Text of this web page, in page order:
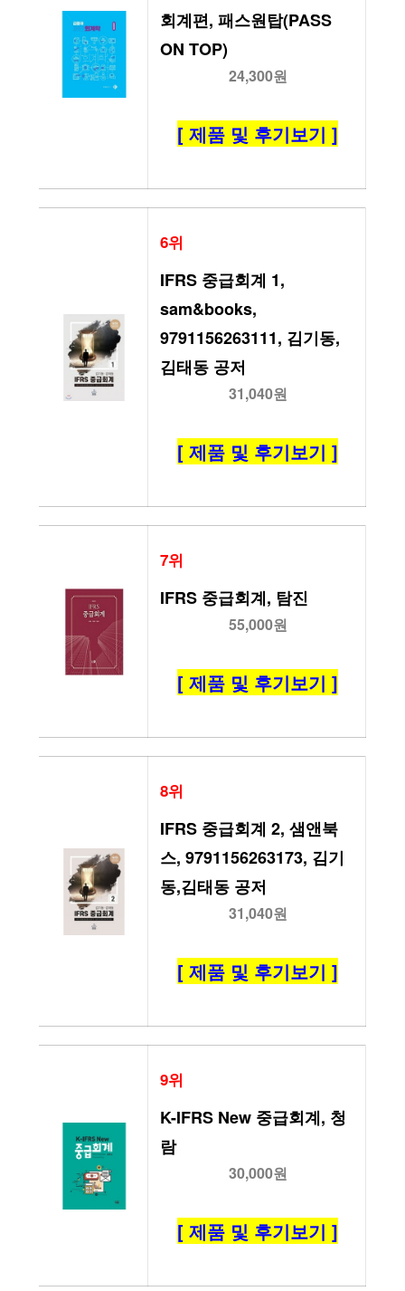
회계편, 패스원탑(PASS
ON TOP)
24,300원
[ 제품 및 후기보기 ]
6위
IFRS 중급회계 1,
sam&books,
9791156263111, 김기동,
김태동 공저
31,040원
[ 제품 및 후기보기 ]
7위
IFRS 중급회계, 탐진
55,000원
[ 제품 및 후기보기 ]
8위
IFRS 중급회계 2, 샘앤북
스, 9791156263173, 김기
동,김태동 공저
31,040원
[ 제품 및 후기보기 ]
9위
K-IFRS New 중급회계, 청
람
30,000원
[ 제품 및 후기보기 ]